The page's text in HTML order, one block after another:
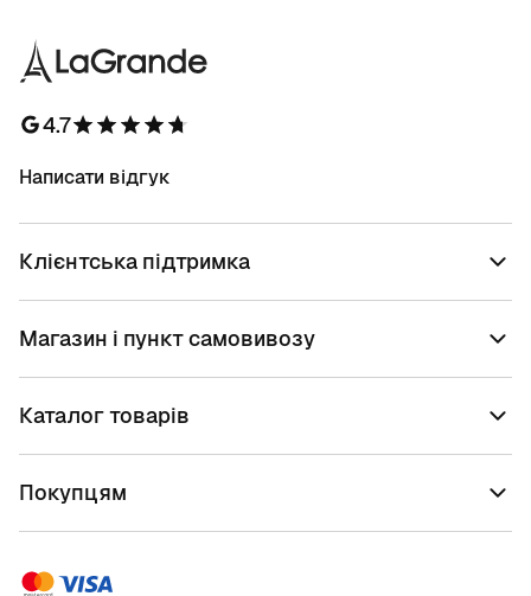
4.7
Написати відгук
Клієнтська підтримка
Магазин і пункт самовивозу
Каталог товарів
Покупцям